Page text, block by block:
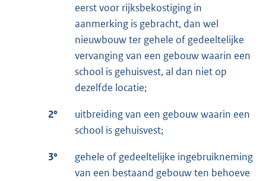
eerst voor rijksbekostiging in
aanmerking is gebracht, dan wel
nieuwbouw ter gehele of gedeeltelijke
vervanging van een gebouw waarin een
school is gehuisvest, al dan niet op
dezelfde locatie;
2°
uitbreiding van een gebouw waarin een
school is gehuisvest;
3°
gehele of gedeeltelijke ingebruikneming
van een bestaand gebouw ten behoeve